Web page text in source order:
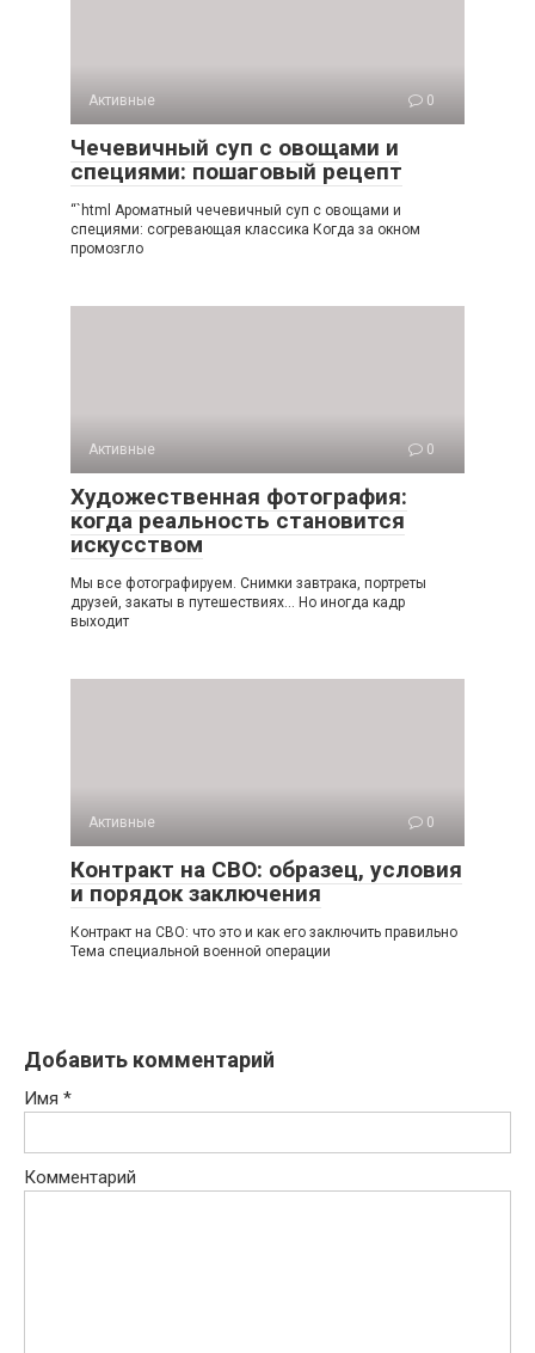
Активные 0
Чечевичный суп с овощами и
специями: пошаговый рецепт
“`html Ароматный чечевичный суп с овощами и
специями: согревающая классика Когда за окном
промозгло
Активные 0
Художественная фотография:
когда реальность становится
искусством
Мы все фотографируем. Снимки завтрака, портреты
друзей, закаты в путешествиях… Но иногда кадр
выходит
Активные 0
Контракт на СВО: образец, условия
и порядок заключения
Контракт на СВО: что это и как его заключить правильно
Тема специальной военной операции
Добавить комментарий
Имя *
Комментарий